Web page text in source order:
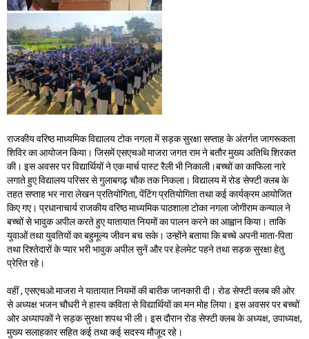
राजकीय वरिष्ठ माध्यमिक विद्यालय टोक नगला में सड़क सुरक्षा सप्ताह के अंतर्गत जागरूकता
शिविर का आयोजन किया। जिसमें एसएचओ माजरा जगत राम ने बतौर मुख्य अतिथि शिरकत
की। इस अवसर पर विद्यार्थियों ने एक मार्च पास्ट रैली भी निकाली।बच्चों का काफिला नारे
लगाते हुए विद्यालय परिसर से गुलाबगढ़ चौक तक निकला। विद्यालय में रोड सेफ्टी क्लब के
तहत सप्ताह भर नारा लेखन प्रतियोगिता, पेंटिंग प्रतियोगिता तथा कई कार्यक्रम आयोजित
किए गए। प्रधानाचार्य राजकीय वरिष्ठ माध्यमिक पाठशाला टोका नगला जोगीराम कन्याल ने
बच्चों से भावुक अपील करते हुए यातायात नियमों का पालन करने का आह्वान किया। ताकि
युवाओं तथा युवतियों का बहुमूल्य जीवन बच सके। उन्होंने बताया कि बच्चे अपनी माता-पिता
तथा रिश्तेदारों के प्यार भरी भावुक अपील सुनें और पर हेलमेट पहने तथा सड़क सुरक्षा हेतु
प्रेरित रहे।
वहीं , एसएचओ माजरा ने यातायात नियमों की बारीक जानकारी दी। रोड सेफ्टी क्लब की ओर
से अध्यक्ष भजन चौधरी ने हास्य कविता से विद्यार्थियों का मन मोह लिया। इस अवसर पर बच्चों
ओर अध्यापकों ने सड़क सुरक्षा शपथ भी ली। इस दौरान रोड सेफ्टी क्लब के अध्यक्ष, उपाध्यक्ष,
मुख्य सलाहकार सहित कई तथा कई सदस्य मौजूद रहे।